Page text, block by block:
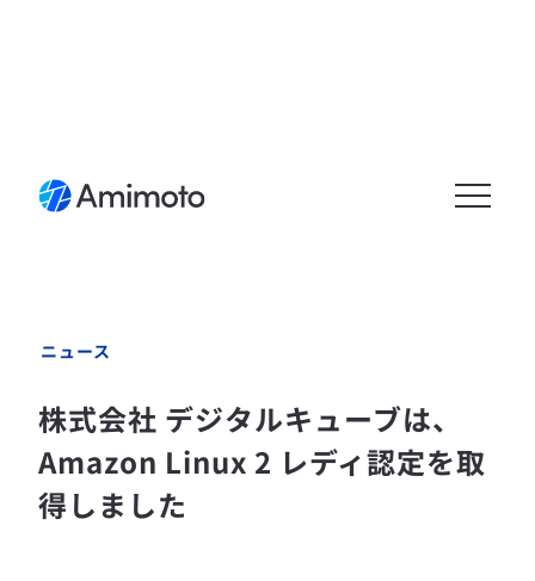
ニュース
株式会社 デジタルキューブは、
Amazon Linux 2 レディ認定を取
得しました